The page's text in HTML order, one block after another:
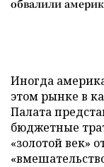
обвалили
Иногда
этом рынке в
Палата
бюджетные
«золотой век»